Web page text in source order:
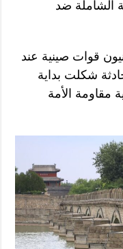
الشاملة ضد
يابانيون قوات صينية عند
شكلت بداية
مقاومة الأمة